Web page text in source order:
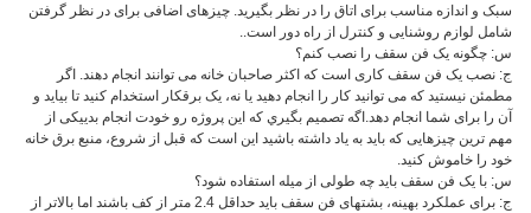
سبک و اندازه مناسب برای اتاق را در نظر بگیرید. چیزهای اضافی برای در نظر گرفتن
شامل لوازم روشنایی و کنترل از راه دور است..
س: چگونه یک فن سقف را نصب کنم؟
ج: نصب یک فن سقف کاری است که اکثر صاحبان خانه می توانند انجام دهند. اگر
مطمئن نیستید که می توانید کار را انجام دهید یا نه، یک برقکار استخدام کنید تا بیاید و
آن را برای شما انجام دهد.اگه تصميم بگيري که اين پروژه رو خودت انجام بديیکی از
مهم ترین چیزهایی که باید به یاد داشته باشید این است که قبل از شروع، منبع برق خانه
خود را خاموش کنید.
س: با یک فن سقف باید چه طولی از میله استفاده شود؟
ج: برای عملکرد بهینه، بشتهای فن سقف باید حداقل 2.4 متر از کف باشند اما بالاتر از